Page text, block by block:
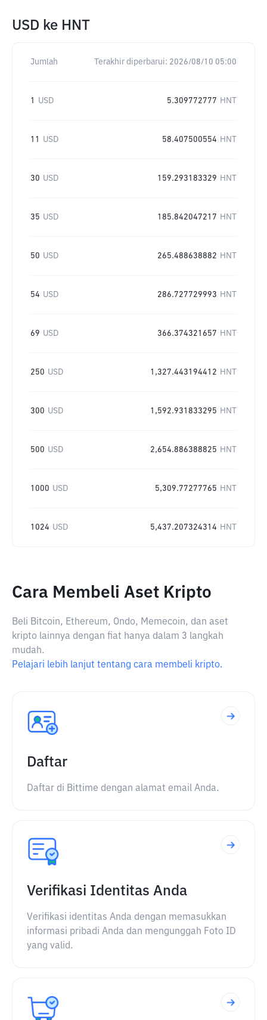
USD ke HNT
Jumlah Terakhir diperbarui: 2026/08/10 05:00
1 USD 5.309772777 HNT
11 USD 58.407500554 HNT
30 USD 159.293183329 HNT
35 USD 185.842047217 HNT
50 USD 265.488638882 HNT
54 USD 286.727729993 HNT
69 USD 366.374321657 HNT
250 USD 1,327.443194412 HNT
300 USD 1,592.931833295 HNT
500 USD 2,654.886388825 HNT
1000 USD 5,309.77277765 HNT
1024 USD 5,437.207324314 HNT
Cara Membeli Aset Kripto
Beli Bitcoin, Ethereum, Ondo, Memecoin, dan aset
kripto lainnya dengan fiat hanya dalam 3 langkah
mudah.
Pelajari lebih lanjut tentang cara membeli kripto.
Daftar
Daftar di Bittime dengan alamat email Anda.
Verifikasi Identitas Anda
Verifikasi identitas Anda dengan memasukkan
informasi pribadi Anda dan mengunggah Foto ID
yang valid.